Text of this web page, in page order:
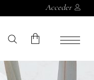
Acceder